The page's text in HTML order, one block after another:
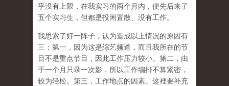
乎没有上限，在我实习的两个月内，便先后来了
五个实习生，但都是投闲置散、没有工作。
我思索了好一阵子，认为造成以上情况的原因有
三：第一，因为这是综艺频道，而且我所在的节
目不是重点节目，因此工作压力较小。第二，由
于一个月只录一次影，所以工作编排不算紧密，
较为轻松。第三，工作地点的因素。这裡要补充